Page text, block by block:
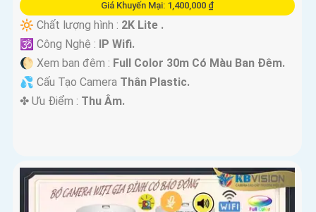
Giá Khuyến Mại: 1,400,000 ₫
🔆 Chất lượng hình : 2K Lite .
🕉️ Công Nghệ :
IP Wifi.
🌔 Xem ban đêm : Full Color 30m Có Màu Ban Ðêm.
💦 Cấu Tạo Camera Thân Plastic.
️✤ Ưu Điểm : Thu Âm.